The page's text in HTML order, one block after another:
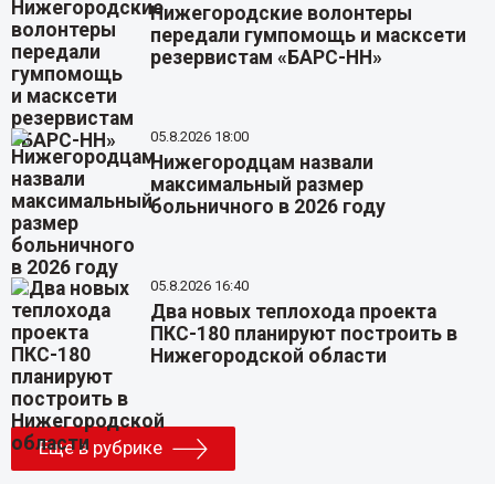
Нижегородские волонтеры
передали гумпомощь и масксети
резервистам «БАРС-НН»
05.8.2026 18:00
Нижегородцам назвали
максимальный размер
больничного в 2026 году
05.8.2026 16:40
Два новых теплохода проекта
ПКС-180 планируют построить в
Нижегородской области
Еще в рубрике